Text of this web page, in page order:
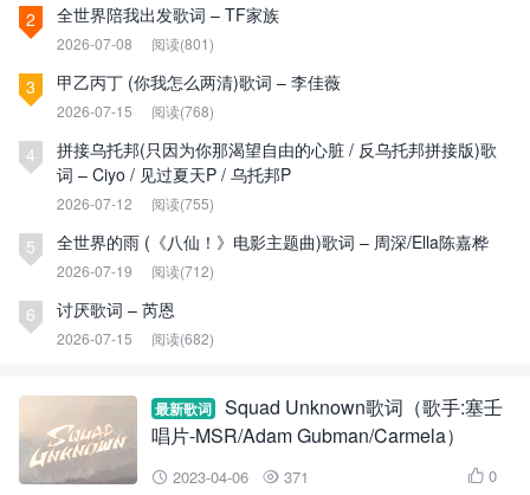
2 全世界陪我出发歌词 – TF家族
2026-07-08 阅读(801)
3 甲乙丙丁 (你我怎么两清)歌词 – 李佳薇
2026-07-15 阅读(768)
4
拼接乌托邦(只因为你那渴望自由的心脏 / 反乌托邦拼接版)歌
词 – Ciyo / 见过夏天P / 乌托邦P
2026-07-12 阅读(755)
5 全世界的雨 (《八仙！》电影主题曲)歌词 – 周深/Ella陈嘉桦
2026-07-19 阅读(712)
6 讨厌歌词 – 芮恩
2026-07-15 阅读(682)
最新歌词
Squad Unknown歌词（歌手:塞壬
唱片-MSR/Adam Gubman/Carmela）
 2023-04-06  371  0